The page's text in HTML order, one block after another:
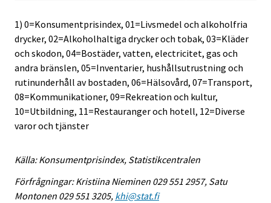
1) 0=Konsumentprisindex, 01=Livsmedel och alkoholfria
drycker, 02=Alkoholhaltiga drycker och tobak, 03=Kläder
och skodon, 04=Bostäder, vatten, electricitet, gas och
andra bränslen, 05=Inventarier, hushållsutrustning och
rutinunderhåll av bostaden, 06=Hälsovård, 07=Transport,
08=Kommunikationer, 09=Rekreation och kultur,
10=Utbildning, 11=Restauranger och hotell, 12=Diverse
varor och tjänster
Källa: Konsumentprisindex, Statistikcentralen
Förfrågningar: Kristiina Nieminen 029 551 2957, Satu
Montonen 029 551 3205, khi@stat.fi